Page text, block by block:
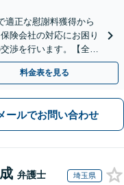
適正な慰謝料獲得から
険会社の対応にお困り
渉を行います。【全国
料金表を見る
ールでお問い合わせ
弁護士 埼玉県